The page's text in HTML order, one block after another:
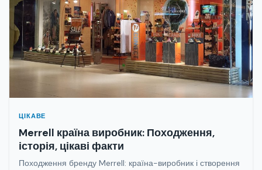
ЦІКАВЕ
Merrell країна виробник: Походження,
історія, цікаві факти
Походження бренду Merrell: країна-виробник і створення